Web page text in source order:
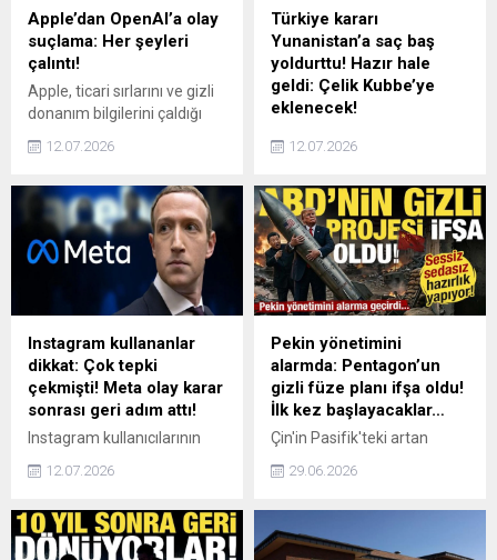
dikkat çekici özelliği ise ana
filtrenin kendi kendini
temizleyebilmesi.
yatırımları hakkında önemli
açıklamalarda bulundu.
Apple’dan OpenAI’a olay
suçlama: Her şeyleri
çalıntı!
Apple, ticari sırlarını ve gizli
donanım bilgilerini çaldığı
eski çalışanına dava açtı.
stratejisinin çalıntı olduğunu
belirterek faaliyetin
durdurulmasını ve tazminat
talep ediyor.
12.07.2026
Türkiye kararı
Yunanistan’a saç baş
yoldurttu! Hazır hale
geldi: Çelik Kubbe’ye
eklenecek!
anlaşmaya rağmen
füzesi ve Eurofighter satışı
için yeşil ışık yakarak Atina’yı
arkadan bıçakladığını,
görüşmelerin olumlu
sürdüğü ve sistemlerin Çelik
Kubbe’ye ekleneceği belirtti.
12.07.2026
Instagram kullananlar
dikkat: Çok tepki
çekmişti! Meta olay karar
sonrası geri adım attı!
Instagram kullanıcılarının
rızası olmadan yapay zeka
sistemine dahil edilmesine
Meta, eleştirilerin
odağındaki Muse Image
12.07.2026
Pekin yönetimini
alarmda: Pentagon’un
gizli füze planı ifşa oldu!
İlk kez başlayacaklar…
Çin'in Pasifik'teki artan
askeri gücüne karşı
harekete geçen ABD, savaş
atmadan düşman
hedeflerini imha edebilecek
29.06.2026